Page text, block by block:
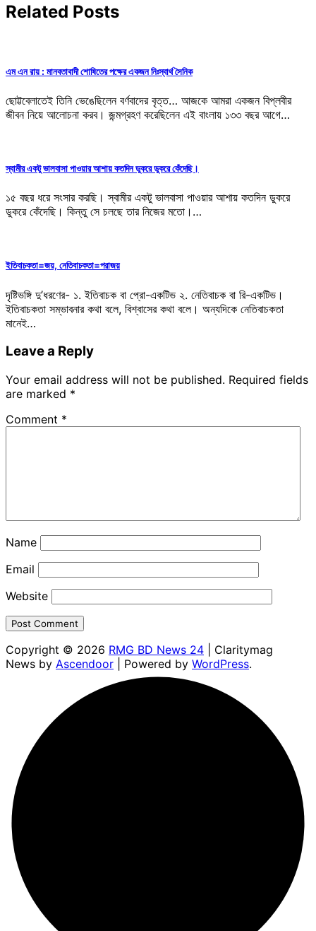
Related Posts
এম এন রায় : মানবতাবাদী শোষিতের পক্ষের একজন নিঃস্বার্থ সৈনিক
ছোট্টবেলাতেই তিনি ভেঙেছিলেন বর্ণবাদের বৃত্ত… আজকে আমরা একজন বিপ্লবীর
জীবন নিয়ে আলোচনা করব। জন্মগ্রহণ করেছিলেন এই বাংলায় ১৩৩ বছর আগে…
স্বামীর একটু ভালবাসা পাওয়ার আশায় কতদিন ডুকরে ডুকরে কেঁদেছি।
১৫ বছর ধরে সংসার করছি। স্বামীর একটু ভালবাসা পাওয়ার আশায় কতদিন ডুকরে
ডুকরে কেঁদেছি। কিন্তু সে চলছে তার নিজের মতো।…
ইতিবাচকতা=জয়, নেতিবাচকতা=পরাজয়
দৃষ্টিভঙ্গি দু’ধরণের- ১. ইতিবাচক বা প্রো-একটিভ ২. নেতিবাচক বা রি-একটিভ।
ইতিবাচকতা সম্ভাবনার কথা বলে, বিশ্বাসের কথা বলে। অন্যদিকে নেতিবাচকতা
মানেই…
Leave a Reply
Your email address will not be published. Required fields
are marked *
Comment *
Name
Email
Website
Copyright © 2026 RMG BD News 24 | Claritymag
News by Ascendoor | Powered by WordPress.